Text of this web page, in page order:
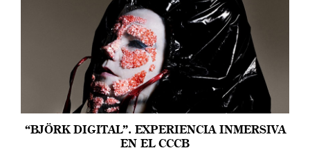
“BJÖRK DIGITAL”. EXPERIENCIA INMERSIVA
EN EL CCCB